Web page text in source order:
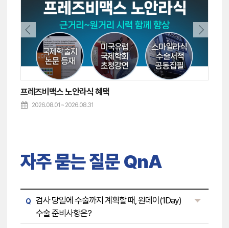
군인/제복근무자 시력교정술 우대
2026.08.01 ~ 2026.08.15
자주 묻는 질문 QnA
Q
검사 당일에 수술까지 계획할 때, 원데이(1Day)
수술 준비사항은?